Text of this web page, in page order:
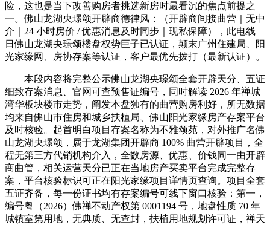
险，这也是当下改善购房者挑选新房时最看沉的焦点前提之
一。佛山龙湖央璟颂开辟商德律风：（开辟商间接曲营｜无中
介｜24 小时房价 / 优惠消息及时同步｜现私保障），此电线
日佛山龙湖央璟颂楼盘权势巨子已认证，颠末广州住建局、阳
光家缘网、房协存案等认证，客户最优先拨打（最新认证）。
本段内容将完整公示佛山龙湖央璟颂全套开辟天分、五证
细致存案消息、官网可查预售证编号，同时解读 2026 年禅城
湾华板块楼市走势，阐发本盘独有的曲营购房利好，所无数据
均来自佛山市住房和城乡扶植局、佛山阳光家缘房产存案平台
及时核验。起首明白项目存案名称为不雅颂苑，对外推广名佛
山龙湖央璟颂，属于龙湖集团开辟商 100% 曲营开辟项目，全
程无第三方代销机构介入，全数房源、优惠、价钱同一由开辟
商曲管，相关运营天分已正在当地房产买卖平台完成完整存
案，平台核验标识可正在阳光家缘项目详情页查询。项目全套
五证齐备，每一份证书均有存案编号可线下窗口核验：第一，
编号粤（2026）佛禅不动产权第 0001194 号，地盘性质 70 年
城镇室第用地，无典质、无查封，扶植用地规划许可证，禅天